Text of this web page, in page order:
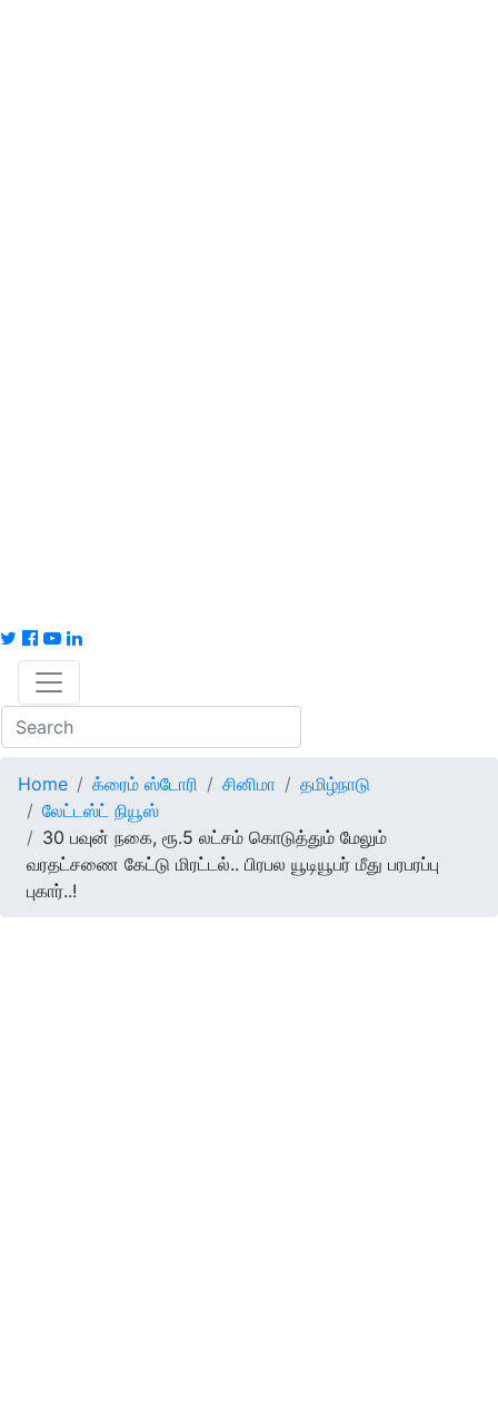
Home க்ரைம் ஸ்டோரி சினிமா
தமிழ்நாடு
லேட்டஸ்ட் நியூஸ்
30 பவுன் நகை, ரூ.5 லட்சம் கொடுத்தும் மேலும்
வரதட்சணை கேட்டு மிரட்டல்.. பிரபல யூடியூபர் மீது பரபரப்பு
புகார்..!